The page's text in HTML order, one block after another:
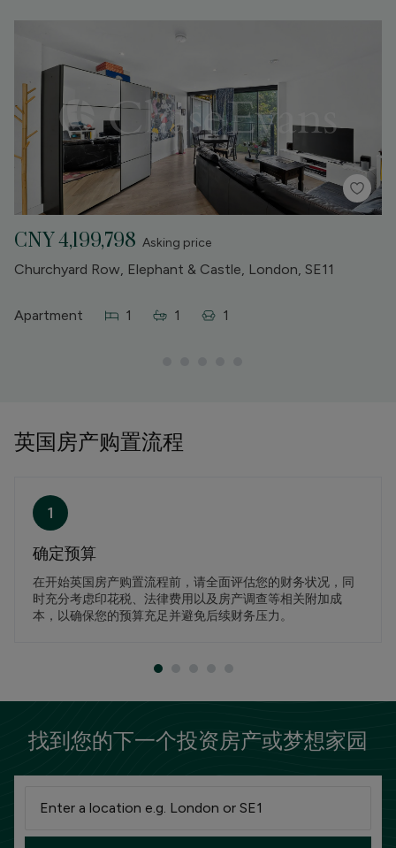
CNY 4,199,798 Asking price
Churchyard Row, Elephant & Castle, London, SE11
Apartment 1 1 1
英国房产购置流程
1
确定预算
在开始英国房产购置流程前，请全面评估您的财务状况，同
时充分考虑印花税、法律费用以及房产调查等相关附加成
本，以确保您的预算充足并避免后续财务压力。
找到您的下一个投资房产或梦想家园